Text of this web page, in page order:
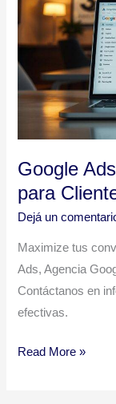
Google
para
Dejá un
Maximize tus
Ads, Agencia
Contáctanos en
efectivas.
Argentina:
Estrategias
Clientes
Read More »